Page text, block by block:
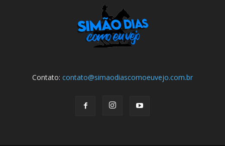
Contato: contato@simaodiascomoeuvejo.com.br